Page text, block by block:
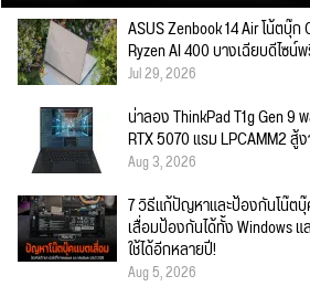
ASUS Zenbook 14 Air โน้ตบุ๊
Ryzen AI 400 บางเฉียบดีไซน์
Jul 29, 2026
น่าลอง ThinkPad T1g Gen 9
RTX 5070 แรม LPCAMM2 สู้
Aug 3, 2026
7 วิธีแก้ปัญหาและป้องกันโน๊ต
เสื่อมป้องกันได้ทั้ง Windows
ใช้ได้อีกหลายปี!
Aug 5, 2026